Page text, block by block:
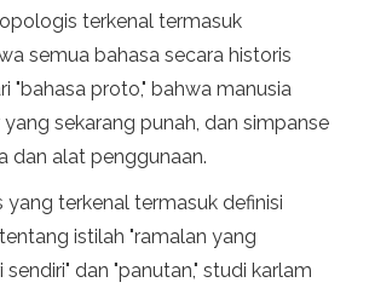
terkenal termasuk
semua bahasa secara historis
"bahasa proto," bahwa manusia
sekarang punah, dan simpanse
dan alat penggunaan.
yang terkenal termasuk definisi
istilah "ramalan yang
dan "panutan," studi karlam